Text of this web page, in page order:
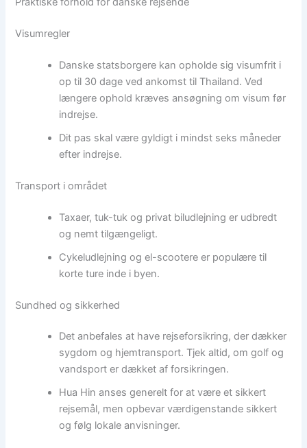
Visumregler
Danske statsborgere kan opholde sig visumfrit i
op til 30 dage ved ankomst til Thailand. Ved
længere ophold kræves ansøgning om visum før
indrejse.
Dit pas skal være gyldigt i mindst seks måneder
efter indrejse.
Transport i området
Taxaer, tuk-tuk og privat biludlejning er udbredt
og nemt tilgængeligt.
Cykeludlejning og el-scootere er populære til
korte ture inde i byen.
Sundhed og sikkerhed
Det anbefales at have rejseforsikring, der dækker
sygdom og hjemtransport. Tjek altid, om golf og
vandsport er dækket af forsikringen.
Hua Hin anses generelt for at være et sikkert
rejsemål, men opbevar værdigenstande sikkert
og følg lokale anvisninger.